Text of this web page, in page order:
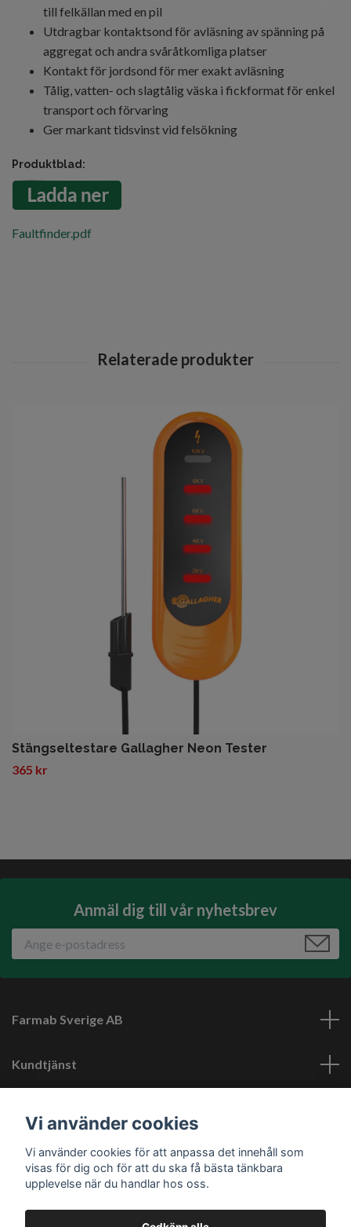
till felkällan med en pil
Utdragbar kontaktsond för avläsning av spänning på
aggregat och andra svåråtkomliga platser
Kontakt för jordsond för mer exakt avläsning
Tålig, vatten- och slagtålig väska i fickformat för enkel
transport och förvaring
Ger markant tidsvinst vid felsökning
Produktblad:
Faultfinder.pdf
Stängseltestare Gallagher Neon Tester
365 kr
Anmäl dig till vår nyhetsbrev
Farmab Sverige AB
Kundtjänst
Sociala medier
Vi använder cookies
Vi använder cookies för att anpassa det innehåll som
visas för dig och för att du ska få bästa tänkbara
upplevelse när du handlar hos oss.